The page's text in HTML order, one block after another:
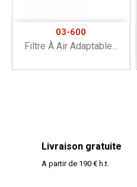
03-600
Filtre À Air Adaptable...
Livraison gratuite
A partir de 190 € h.t.